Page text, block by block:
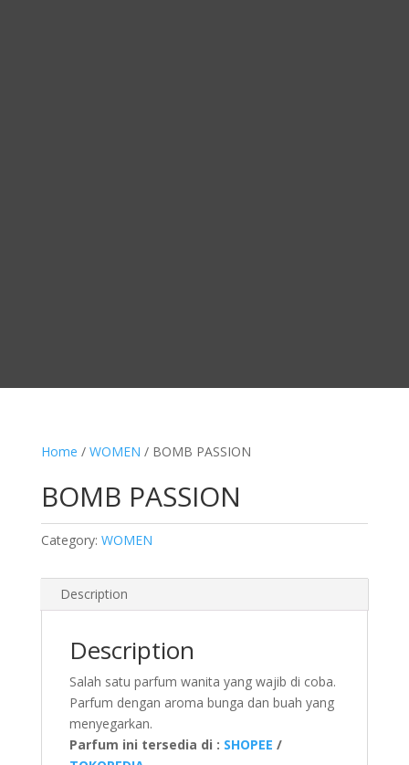
Home / WOMEN / BOMB PASSION
BOMB PASSION
Category: WOMEN
Description
Description
Salah satu parfum wanita yang wajib di coba.
Parfum dengan aroma bunga dan buah yang
menyegarkan.
Parfum ini tersedia di : SHOPEE /